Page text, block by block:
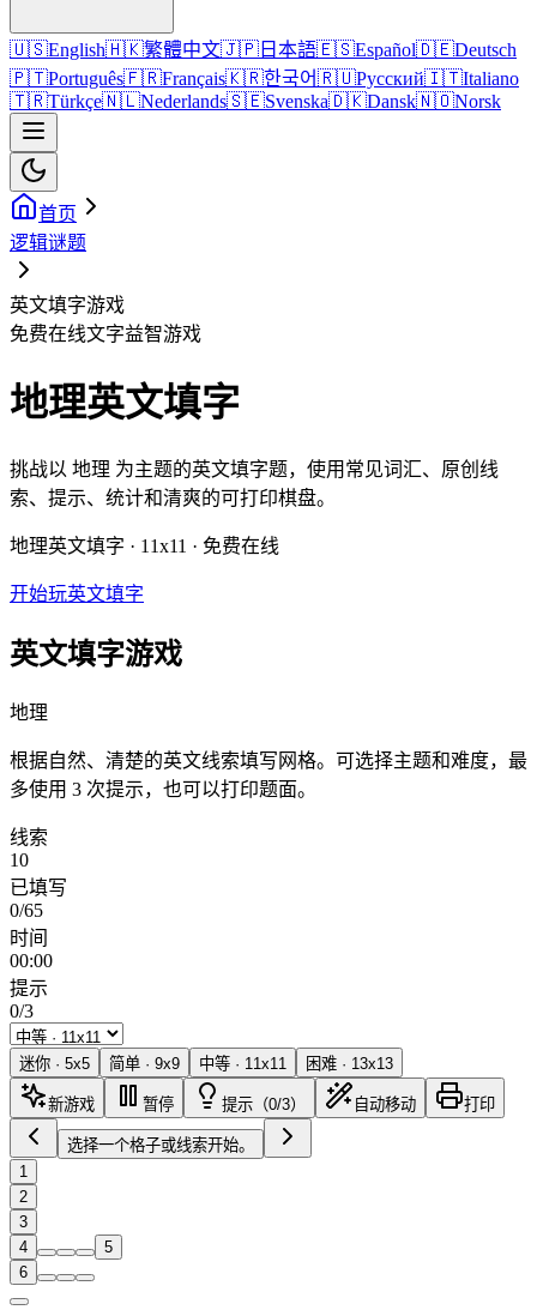
🇺🇸English🇭🇰繁體中文🇯🇵 日本語🇪🇸Español🇩🇪Deutsch
🇵🇹Português🇫🇷Français🇰🇷한국어🇷🇺Русский🇮🇹Italiano
🇹🇷Türkçe🇳🇱Nederlands🇸🇪Svenska🇩🇰Dansk🇳🇴Norsk
首页
逻辑谜题
英文填字游戏
免费在线文字益智游戏
地理英文填字
挑战以 地理 为主题的英文填字题，使用常见词汇、原创线
索、提示、统计和清爽的可打印棋盘。
地理英文填字 · 11x11 · 免费在线
开始玩英文填字
英文填字游戏
地理
根据自然、清楚的英文线索填写网格。可选择主题和难度，最
多使用 3 次提示，也可以打印题面。
线索
10
已填写
0/65
时间
00:00
提示
0/3
迷你 · 5x5 简单 · 9x9 中等 · 11x11 困难 · 13x13
新游戏 暂停 提示（0/3） 自动移动 打印
选择一个格子或线索开始。
1
2
3
4
5
6